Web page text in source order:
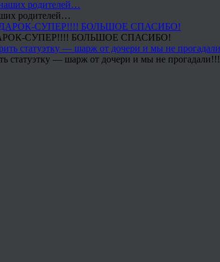
родителей…
СУПЕР!!!! БОЛЬШОЕ СПАСИБО!
статуэтку — шарж от дочери и мы не прогадали!!!